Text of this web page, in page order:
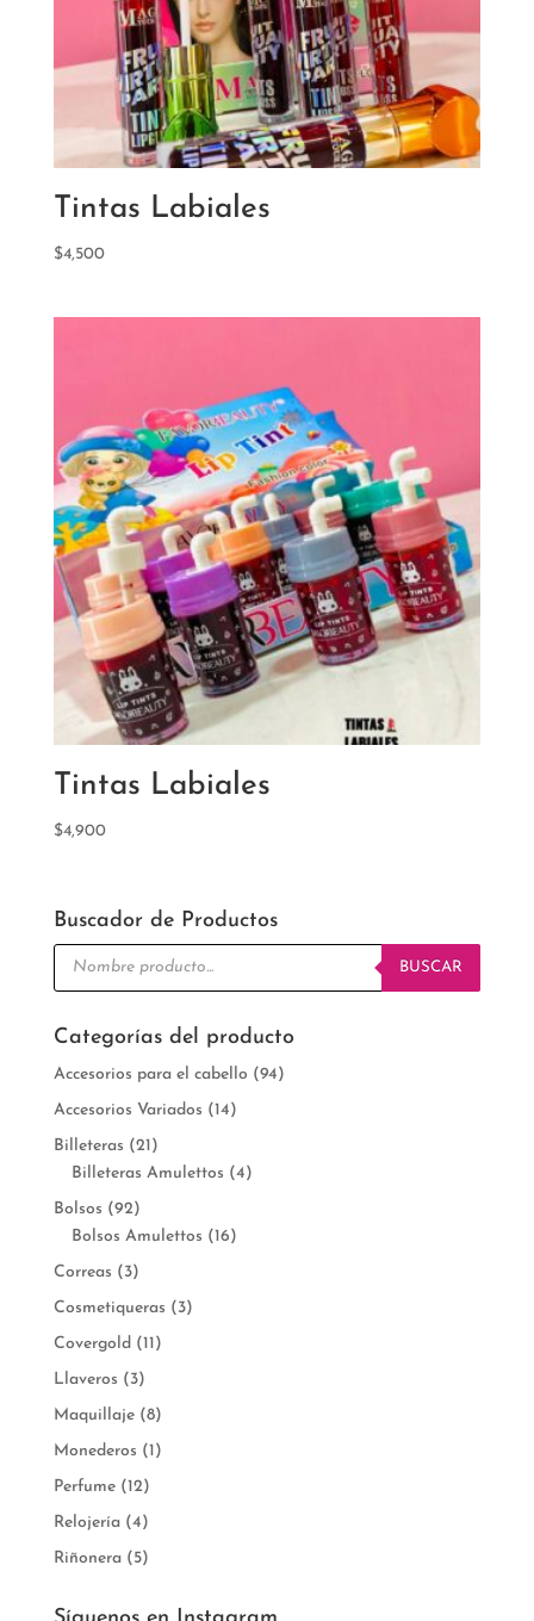
Tintas Labiales
$4,500
Tintas Labiales
$4,900
Buscador de Productos
Búsqueda
BUSCAR
Categorías del producto
Accesorios para el cabello (94)
Accesorios Variados (14)
Billeteras (21)
Billeteras Amulettos (4)
Bolsos (92)
Bolsos Amulettos (16)
Correas (3)
Cosmetiqueras (3)
Covergold (11)
Llaveros (3)
Maquillaje (8)
Monederos (1)
Perfume (12)
Relojería (4)
Riñonera (5)